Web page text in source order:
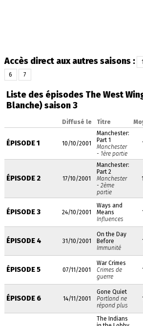
Accès direct aux autres saisons : 1
6
7
Liste des épisodes The West
Blanche) saison 3
Diffusé le Titre
ÉPISODE 1 10/10/2001
Manchester:
Part 1
Manchester
- 1ère partie
ÉPISODE 2 17/10/2001
Manchester:
Part 2
Manchester
- 2ème
partie
ÉPISODE 3 24/10/2001
Ways and
Means
Influences
ÉPISODE 4 31/10/2001
On the Day
Before
Immunité
ÉPISODE 5 07/11/2001
War Crimes
Crimes de
guerre
ÉPISODE 6 14/11/2001
Gone Quiet
Portland ne
répond plus
The Indians